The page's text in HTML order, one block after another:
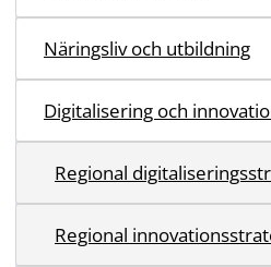
Näringsliv och utbildning
Digitalisering och
Regional
Regional